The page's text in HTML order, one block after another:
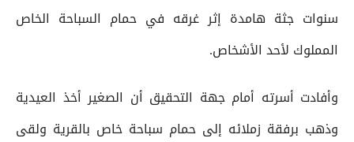
سنوات جثة هامدة إثر غرقه في حمام السباحة الخاص
المملوك لأحد الأشخاص.
وأفادت أسرته أمام جهة التحقيق أن الصغير أخذ العيدية
وذهب برفقة زملائه إلى حمام سباحة خاص بالقرية ولقى